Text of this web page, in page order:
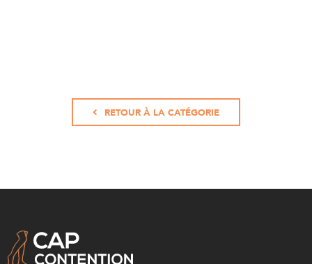
RETOUR À LA CATÉGORIE